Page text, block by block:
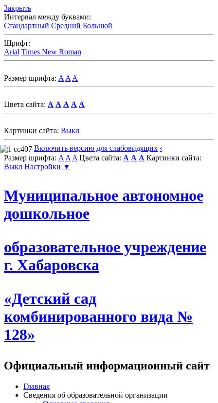
Закрыть
Интервал между буквами:
Стандартный Средний Большой
Шрифт:
Arial Times New Roman
Размер шрифта: A A A
Цвета сайта: A A A A A
Картинки сайта: Выкл
Включить версию для слабовидящих ‹
Размер шрифта: A A A Цвета сайта: A A A Картинки сайта:
Выкл Настройки ▼
Муниципальное автономное
дошкольное
образовательное учреждение
г. Хабаровска
«Детский сад
комбинированного вида №
128»
Официальный информационный сайт
Главная
Сведения об образовательной организации